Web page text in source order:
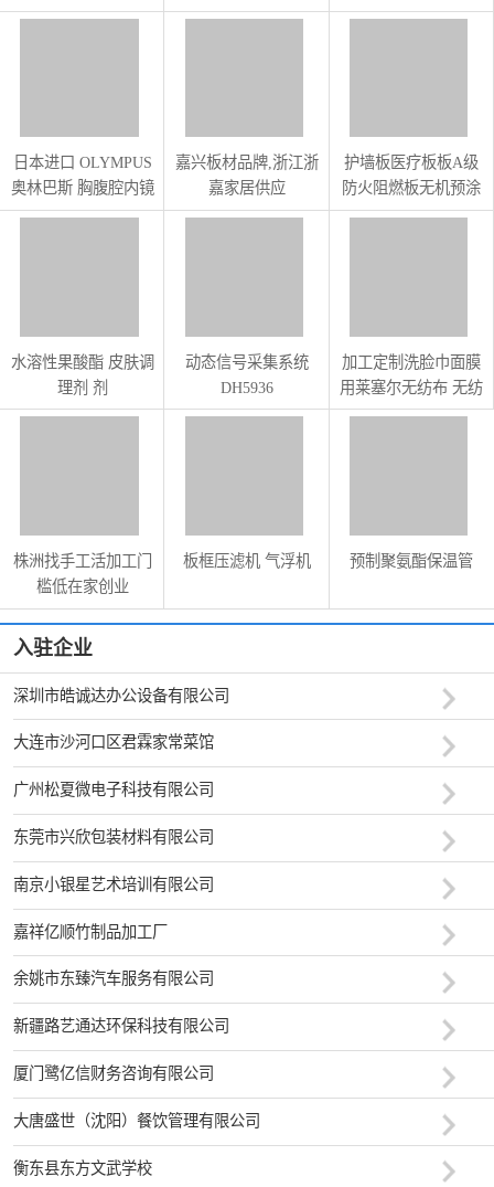
QLWS-002库号：
直销商1
日本进口 OLYMPUS
奥林巴斯 胸腹腔内镜
WA53005.A
嘉兴板材品牌,浙江浙
嘉家居供应
护墙板医疗板板A级
防火阻燃板无机预涂
水溶性果酸酯 皮肤调
理剂 剂
动态信号采集系统
DH5936
加工定制洗脸巾面膜
用莱塞尔无纺布 无纺
布湿巾布 竹纤维水刺
株洲找手工活加工门
槛低在家创业
板框压滤机 气浮机 预制聚氨酯保温管
入驻企业
深圳市皓诚达办公设备有限公司
大连市沙河口区君霖家常菜馆
广州松夏微电子科技有限公司
东莞市兴欣包装材料有限公司
南京小银星艺术培训有限公司
嘉祥亿顺竹制品加工厂
余姚市东臻汽车服务有限公司
新疆路艺通达环保科技有限公司
厦门鹭亿信财务咨询有限公司
大唐盛世（沈阳）餐饮管理有限公司
衡东县东方文武学校